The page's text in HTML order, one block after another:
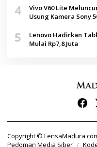
4
Vivo V60 Lite
Usung Kamera Sony
5
Lenovo Hadirkan
Mulai Rp7,8 Juta
Copyright ©
Pedoman Media Siber